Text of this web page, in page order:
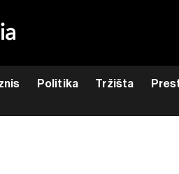
Politika Tržišta